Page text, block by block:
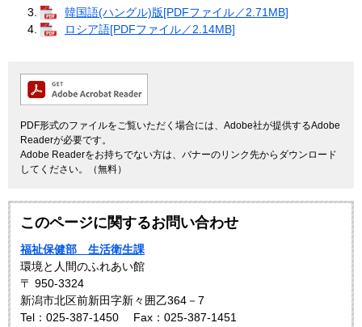
韓国語(ハングル)版[PDFファイル／2.71MB]
ロシア語[PDFファイル／2.14MB]
PDF形式のファイルをご覧いただく場合には、Adobe社が提供するAdobe
Readerが必要です。
Adobe Readerをお持ちでない方は、バナーのリンク先からダウンロード
してください。（無料）
このページに関するお問い合わせ
福祉保健部 生活衛生課
環境と人間のふれあい館
〒 950-3324
新潟市北区前新田字新々囲乙364－7
Tel：025-387-1450
Fax：025-387-1451